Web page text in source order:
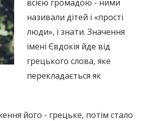
всією громадою - ними
називали дітей і «прості
люди», і знати. Значення
імені Євдокія йде від
грецького слова, яке
перекладається як
його - грецьке, потім стало